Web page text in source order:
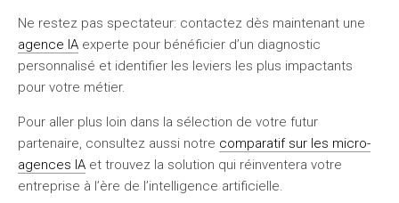
Ne restez pas spectateur: contactez dès maintenant une
agence IA experte pour bénéficier d’un diagnostic
personnalisé et identifier les leviers les plus impactants
pour votre métier.
Pour aller plus loin dans la sélection de votre futur
partenaire, consultez aussi notre comparatif sur les micro-
agences IA et trouvez la solution qui réinventera votre
entreprise à l’ère de l’intelligence artificielle.